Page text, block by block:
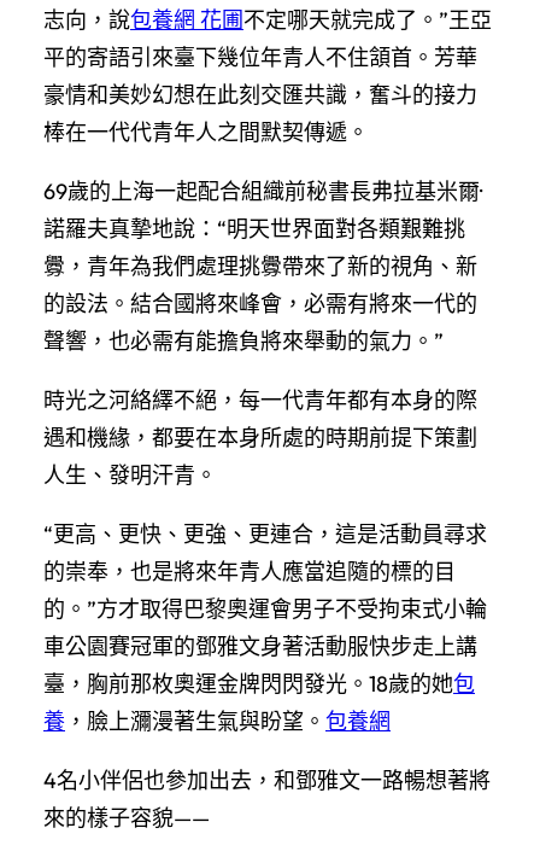
志向，說包養網 花圃不定哪天就完成了。”王亞
平的寄語引來臺下幾位年青人不住頷首。芳華
豪情和美妙幻想在此刻交匯共識，奮斗的接力
棒在一代代青年人之間默契傳遞。
69歲的上海一起配合組織前秘書長弗拉基米爾·
諾羅夫真摯地說：“明天世界面對各類艱難挑
釁，青年為我們處理挑釁帶來了新的視角、新
的設法。結合國將來峰會，必需有將來一代的
聲響，也必需有能擔負將來舉動的氣力。”
時光之河絡繹不絕，每一代青年都有本身的際
遇和機緣，都要在本身所處的時期前提下策劃
人生、發明汗青。
“更高、更快、更強、更連合，這是活動員尋求
的崇奉，也是將來年青人應當追隨的標的目
的。”方才取得巴黎奧運會男子不受拘束式小輪
車公園賽冠軍的鄧雅文身著活動服快步走上講
臺，胸前那枚奧運金牌閃閃發光。18歲的她包
養 ，臉上瀰漫著生氣與盼望。 包養網
4名小伴侶也參加出去，和鄧雅文一路暢想著將
來的樣子容貌——